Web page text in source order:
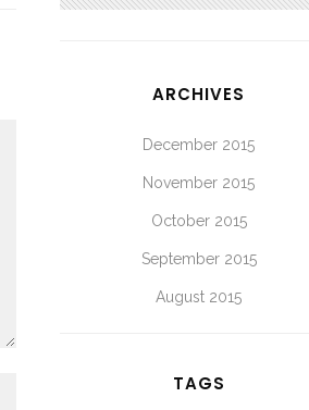
ARCHIVES
December 2015
November 2015
October 2015
September 2015
August 2015
TAGS